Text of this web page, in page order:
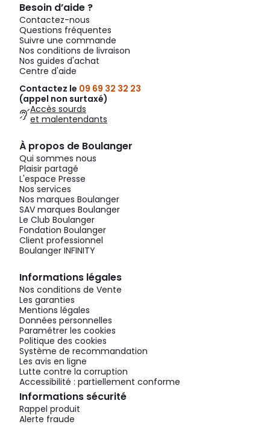
Besoin d’aide ?
Contactez-nous
Questions fréquentes
Suivre une commande
Nos conditions de livraison
Nos guides d'achat
Centre d'aide
Contactez le 09 69 32 32 23
(appel non surtaxé)
Accès sourds
et malentendants
À propos de Boulanger
Qui sommes nous
Plaisir partagé
L'espace Presse
Nos services
Nos marques Boulanger
SAV marques Boulanger
Le Club Boulanger
Fondation Boulanger
Client professionnel
Boulanger INFINITY
Informations légales
Nos conditions de Vente
Les garanties
Mentions légales
Données personnelles
Paramétrer les cookies
Politique des cookies
Système de recommandation
Les avis en ligne
Lutte contre la corruption
Accessibilité : partiellement conforme
Informations sécurité
Rappel produit
Alerte fraude